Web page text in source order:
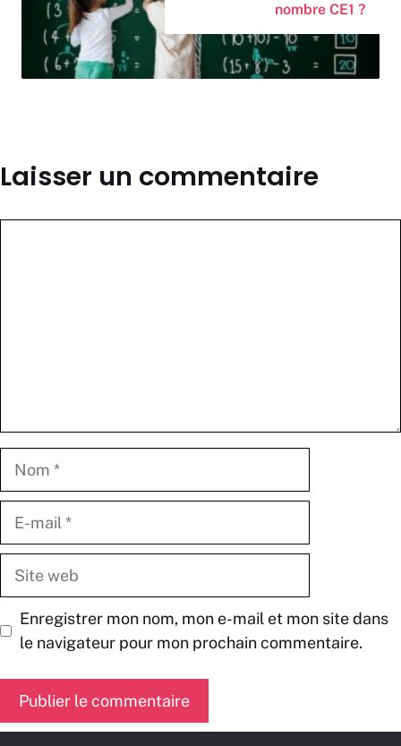
nombre CE1 ?
Laisser un commentaire
Nom
Site
Enregistrer mon nom, mon e-mail et mon site dans
le navigateur pour mon prochain commentaire.